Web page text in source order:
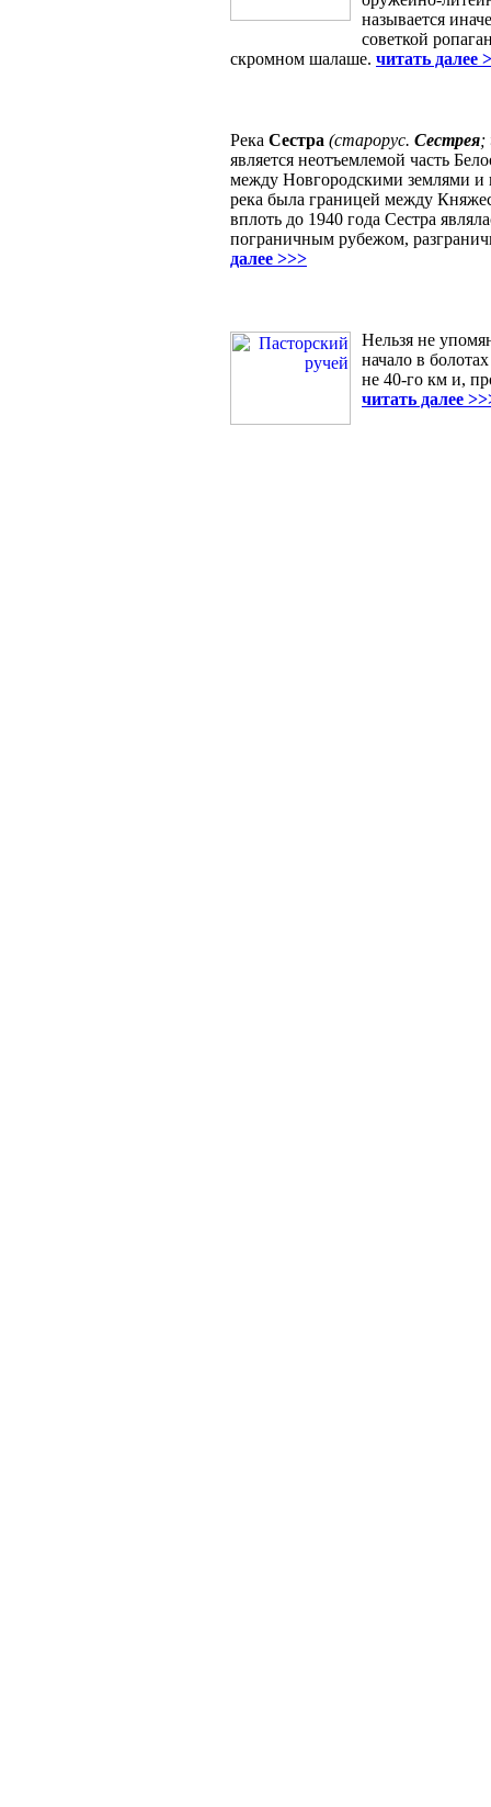
называется
советкой
скромном шалаше. читать далее
Река Сестра (старорус. Сестрея;
является неотъемлемой часть
между Новгородскими землями и
река была границей между
вплоть до 1940 года Сестра
пограничным рубежом,
далее >>>
Нельзя не
начало в
не 40-го км и,
читать далее